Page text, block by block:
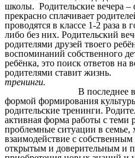
школы. Родительские вечера
прекрасно сплачивает
проводятся в классе 1-2 раза в
либо без них. Родительский
родителями друзей твоего
воспоминаний собственного
ребёнка, это поиск ответов на
родителями ставит жизнь.
тренинги.
В последнее время
формой формирования
родительские тренинги.
активная форма работы с теми
проблемные ситуации в семье,
взаимодействие с собственным
открытым и доверительным и